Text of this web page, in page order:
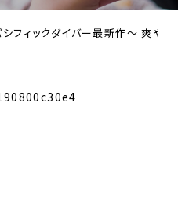
フィックダイバー最新作～ 爽や